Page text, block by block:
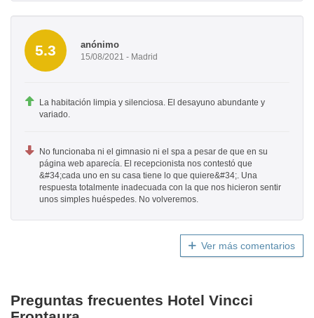
5.3 anónimo
15/08/2021 - Madrid
La habitación limpia y silenciosa. El desayuno abundante y
variado.
No funcionaba ni el gimnasio ni el spa a pesar de que en su
página web aparecía. El recepcionista nos contestó que
&#34;cada uno en su casa tiene lo que quiere&#34;. Una
respuesta totalmente inadecuada con la que nos hicieron sentir
unos simples huéspedes. No volveremos.
Ver más comentarios
Preguntas frecuentes Hotel Vincci